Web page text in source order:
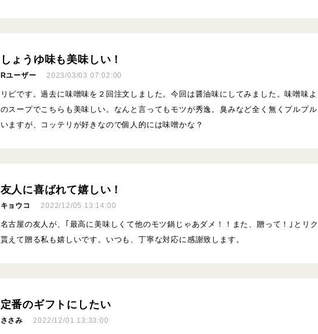
しょうゆ味も美味しい！
Rユーザー 2023/03/03 07:02:00
リピです。過去に味噌味を２回注文しました。今回は醤油味にしてみました。味噌味
のスープでこちらも美味しい。なんと言ってもモツが秀逸。臭みなど全く無くプルプ
いますが、コッテリが好きなので個人的には味噌かな？
友人に喜ばれて嬉しい！
キョウコ 2022/12/05 13:14:00
名古屋の友人が、｢最高に美味しくて他のモツ鍋じゃあダメ！！また、贈って！｣とリ
貰えて贈る私も嬉しいです。いつも、丁寧な対応に感謝致します。
定番のギフトにしたい
ささみ 2022/12/01 13:33:00